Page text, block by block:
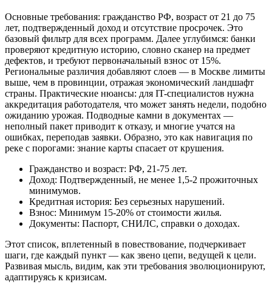
Основные требования: гражданство РФ, возраст от 21 до 75
лет, подтвержденный доход и отсутствие просрочек. Это
базовый фильтр для всех программ. Далее углубимся: банки
проверяют кредитную историю, словно сканер на предмет
дефектов, и требуют первоначальный взнос от 15%.
Региональные различия добавляют слоев — в Москве лимиты
выше, чем в провинции, отражая экономический ландшафт
страны. Практические нюансы: для IT-специалистов нужна
аккредитация работодателя, что может занять недели, подобно
ожиданию урожая. Подводные камни в документах —
неполный пакет приводит к отказу, и многие учатся на
ошибках, переподав заявки. Образно, это как навигация по
реке с порогами: знание карты спасает от крушения.
Гражданство и возраст: РФ, 21-75 лет.
Доход: Подтвержденный, не менее 1,5-2 прожиточных
минимумов.
Кредитная история: Без серьезных нарушений.
Взнос: Минимум 15-20% от стоимости жилья.
Документы: Паспорт, СНИЛС, справки о доходах.
Этот список, вплетенный в повествование, подчеркивает
шаги, где каждый пункт — как звено цепи, ведущей к цели.
Развивая мысль, видим, как эти требования эволюционируют,
адаптируясь к кризисам.